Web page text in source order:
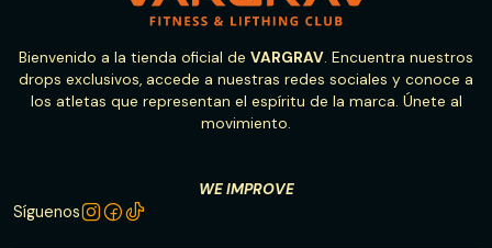
Bienvenido a la tienda oficial de VARGRAV. Encuentra nuestros
drops exclusivos, accede a nuestras redes sociales y conoce a
los atletas que representan el espíritu de la marca. Únete al
movimiento.
WE IMPROVE
Síguenos